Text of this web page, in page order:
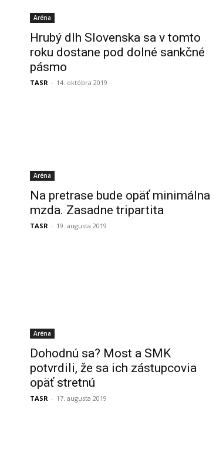
Aréna
Hrubý dlh Slovenska sa v tomto
roku dostane pod dolné sankčné
pásmo
TASR - 14. októbra 2019
Aréna
Na pretrase bude opäť minimálna
mzda. Zasadne tripartita
TASR - 19. augusta 2019
Aréna
Dohodnú sa? Most a SMK
potvrdili, že sa ich zástupcovia
opäť stretnú
TASR - 17. augusta 2019